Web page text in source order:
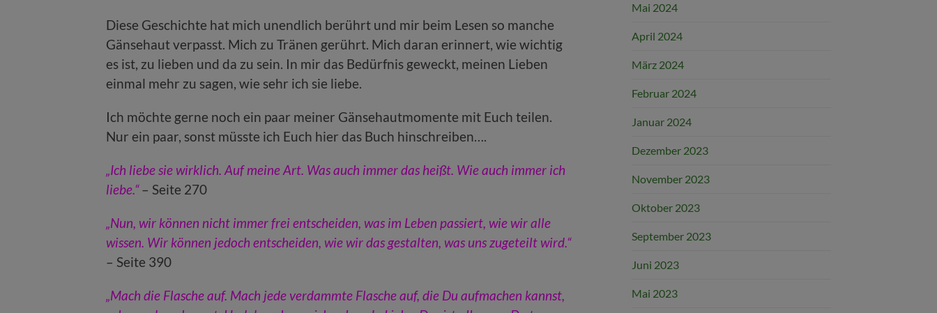
Diese Geschichte hat mich unendlich berührt und mir beim Lesen so manche
Gänsehaut verpasst. Mich zu Tränen gerührt. Mich daran erinnert, wie wichtig
es ist, zu lieben und da zu sein. In mir das Bedürfnis geweckt, meinen Lieben
einmal mehr zu sagen, wie sehr ich sie liebe.
Ich möchte gerne noch ein paar meiner Gänsehautmomente mit Euch teilen.
Nur ein paar, sonst müsste ich Euch hier das Buch hinschreiben….
„Ich liebe sie wirklich. Auf meine Art. Was auch immer das heißt. Wie auch immer ich
liebe.“– Seite 270
„Nun, wir können nicht immer frei entscheiden, was im Leben passiert, wie wir alle
wissen. Wir können jedoch entscheiden, wie wir das gestalten, was uns zugeteilt wird.“
– Seite 390
„Mach die Flasche auf. Mach jede verdammte Flasche auf, die Du aufmachen kannst,
Mai 2024
April 2024
März 2024
Februar 2024
Januar 2024
Dezember 2023
November 2023
Oktober 2023
September 2023
Juni 2023
Mai 2023